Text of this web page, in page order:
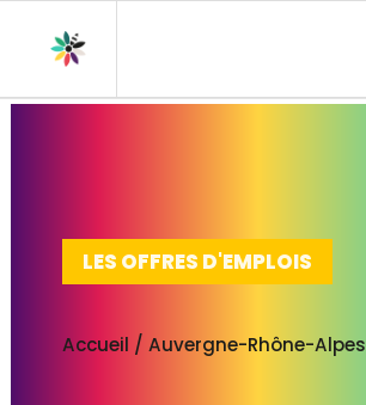
LES OFFRES D'EMPLOIS
Accueil / Auvergne-Rhône-Alpes